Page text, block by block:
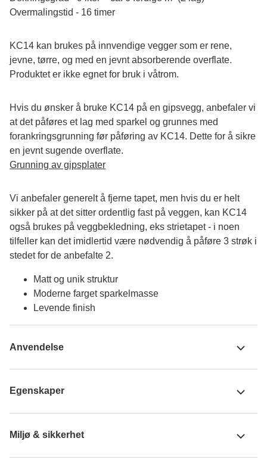
Overmalingstid - 16 timer
KC14 kan brukes på innvendige vegger som er rene,
jevne, tørre, og med en jevnt absorberende overflate.
Produktet er ikke egnet for bruk i våtrom.
Hvis du ønsker å bruke KC14 på en gipsvegg, anbefaler vi
at det påføres et lag med sparkel og grunnes med
forankringsgrunning før påføring av KC14. Dette for å sikre
en jevnt sugende overflate.
Grunning av gipsplater
Vi anbefaler generelt å fjerne tapet, men hvis du er helt
sikker på at det sitter ordentlig fast på veggen, kan KC14
også brukes på veggbekledning, eks strietapet - i noen
tilfeller kan det imidlertid være nødvendig å påføre 3 strøk i
stedet for de anbefalte 2.
Matt og unik struktur
Moderne farget sparkelmasse
Levende finish
Anvendelse
Egenskaper
Miljø & sikkerhet